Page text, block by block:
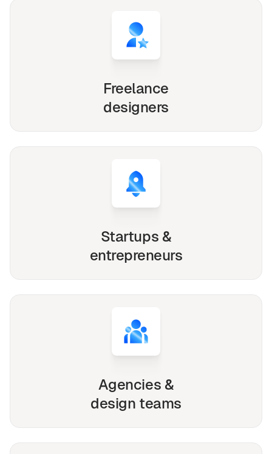
Freelance
designers
Startups &
entrepreneurs
Agencies &
design teams